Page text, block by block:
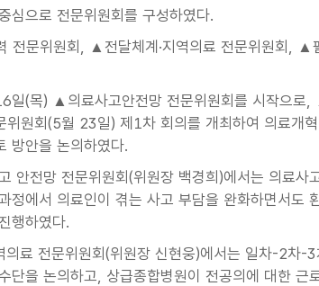
심으로 전문위원회를 구성하였다.
전문위원회, ▲전달체계·지역의료 전문위원회, ▲
일(목) ▲의료사고안전망 전문위원회를 시작으로
위원회(5월 23일) 제1차 회의를 개최하여 의료개
방안을 논의하였다.
안전망 전문위원회(위원장 백경희)에서는 의료
정에서 의료인이 겪는 사고 부담을 완화하면서도
행하였다.
의료 전문위원회(위원장 신현웅)에서는 일차-2차
단을 논의하고, 상급종합병원이 전공의에 대한 근